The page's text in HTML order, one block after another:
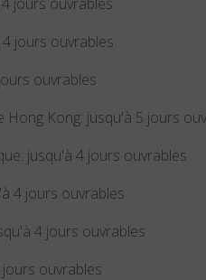
jours ouvrables
ouvrables
Hong Kong: jusqu'à 5 jours
jusqu'à 4 jours ouvrables
4 jours ouvrables
4 jours ouvrables
jours ouvrables